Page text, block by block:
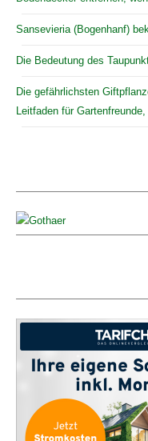
Sansevieria (Bogenhanf)
Die Bedeutung des
Die gefährlichsten
Leitfaden für